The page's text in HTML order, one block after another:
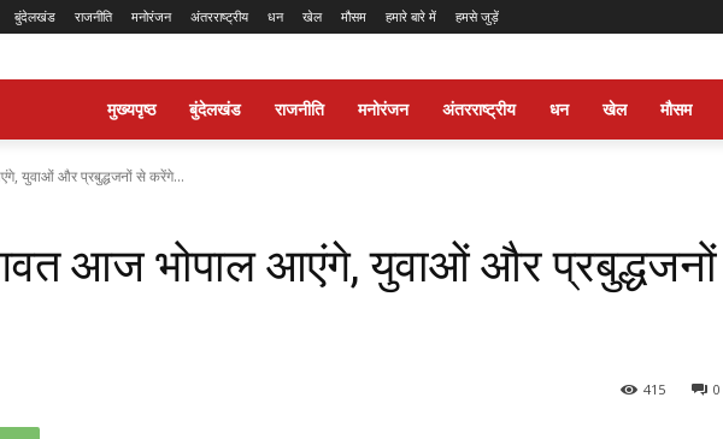
बुंदेलखंड राजनीति मनोरंजन अंतरराष्ट्रीय धन खेल मौसम हमारे बारे में हमसे जुड़ें
मुख्यपृष्ठ बुंदेलखंड राजनीति मनोरंजन अंतरराष्ट्रीय धन खेल मौसम
युवाओं और प्रबुद्धजनों से करेंगे...
आज भोपाल आएंगे, युवाओं और प्रबुद्धजनों
0
415